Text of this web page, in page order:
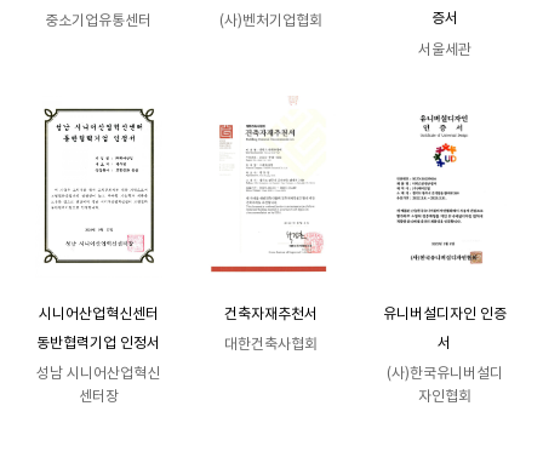
중소기업유통센터
(사)벤처기업협회
증서
서울세관
시니어산업혁신센터
동반협력기업 인정서
성남 시니어산업혁신
센터장
건축자재추천서
대한건축사협회
유니버설디자인 인증
서
(사)한국유니버설디
자인협회